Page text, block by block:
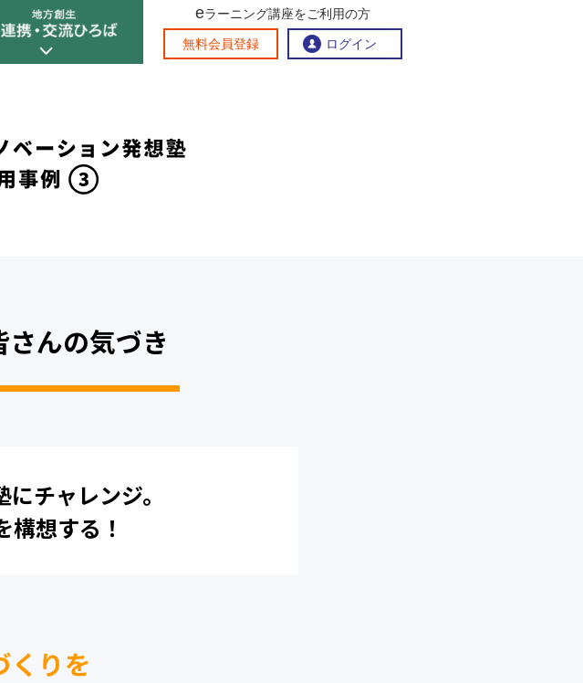
講座
ス
連携交流ひろば
eラーニング講座をご利用の方
無料会員登録 ログイン
んの気づき
にチャレンジ。
想する！
くりを